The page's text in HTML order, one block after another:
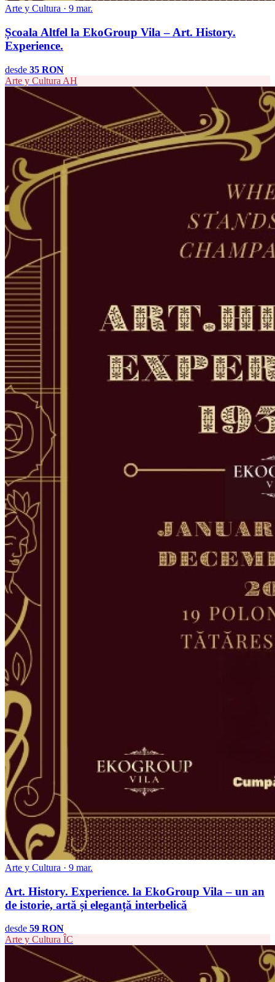
Arte y Cultura · 9 mar.
Școala Altfel la EkoGroup Vila – Art. History.
Experience.
desde 35 RON
Arte y Cultura AH
Arte y Cultura · 9 mar.
Art. History. Experience. la EkoGroup Vila – un an
de istorie, artă și eleganță interbelică
desde 59 RON
Arte y Cultura ÎC